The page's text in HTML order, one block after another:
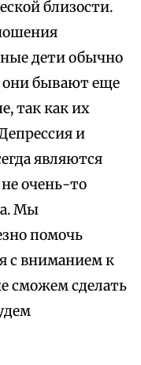
близости.
дети обычно
они бывают еще
так как их
и
являются
очень-то
Мы
помочь
с вниманием к
сможем сделать